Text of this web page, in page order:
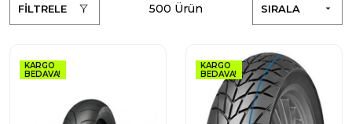
FİLTRELE SIRALA
500 Ürün
KARGO
BEDAVA!
KARGO
BEDAVA!